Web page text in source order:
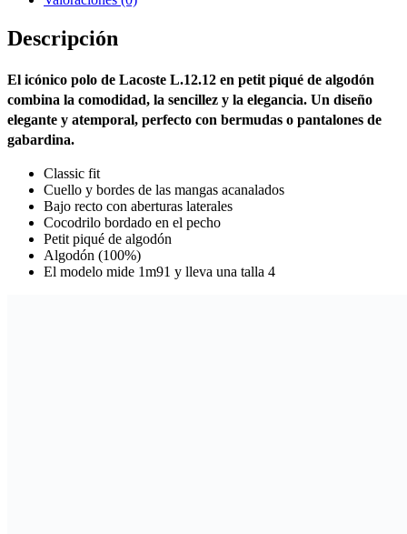
Descripción
El icónico polo de Lacoste L.12.12 en petit piqué de algodón
combina la comodidad, la sencillez y la elegancia. Un diseño
elegante y atemporal, perfecto con bermudas o pantalones de
gabardina.
Classic fit
Cuello y bordes de las mangas acanalados
Bajo recto con aberturas laterales
Cocodrilo bordado en el pecho
Petit piqué de algodón
Algodón (100%)
El modelo mide 1m91 y lleva una talla 4